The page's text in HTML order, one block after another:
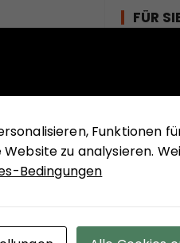
FÜR
Mit
Hans-
Frage
des
sein,
Funktionen
zu analysieren.
Bedingungen